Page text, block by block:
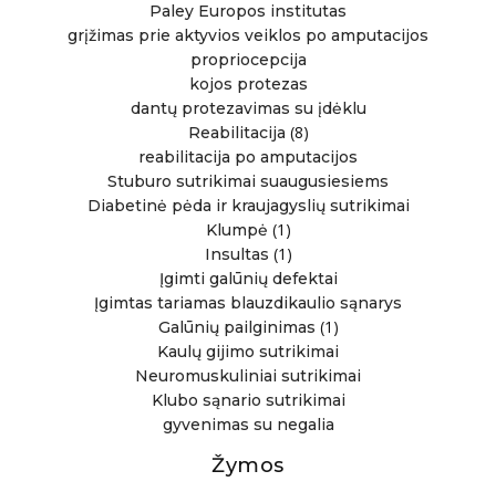
Paley Europos institutas
grįžimas prie aktyvios veiklos po amputacijos
propriocepcija
kojos protezas
dantų protezavimas su įdėklu
Reabilitacija (8)
reabilitacija po amputacijos
Stuburo sutrikimai suaugusiesiems
Diabetinė pėda ir kraujagyslių sutrikimai
Klumpė (1)
Insultas (1)
Įgimti galūnių defektai
Įgimtas tariamas blauzdikaulio sąnarys
Galūnių pailginimas (1)
Kaulų gijimo sutrikimai
Neuromuskuliniai sutrikimai
Klubo sąnario sutrikimai
gyvenimas su negalia
Žymos